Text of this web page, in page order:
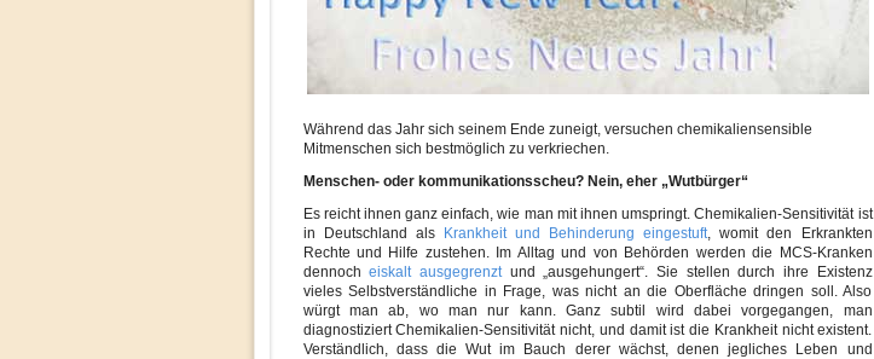
Während das Jahr sich seinem Ende zuneigt, versuchen chemikaliensensible
Mitmenschen sich bestmöglich zu verkriechen.
Menschen- oder kommunikationsscheu? Nein, eher „Wutbürger“
Es reicht ihnen ganz einfach, wie man mit ihnen umspringt. Chemikalien-Sensitivität ist
in Deutschland als
Krankheit und Behinderung eingestuft, womit den Erkrankten
Rechte und Hilfe zustehen. Im Alltag und von Behörden werden die MCS-Kranken
dennoch eiskalt ausgegrenztund „ausgehungert“. Sie stellen durch ihre Existenz
vieles Selbstverständliche in Frage, was nicht an die Oberfläche dringen soll. Also
würgt man ab, wo man nur kann. Ganz subtil wird dabei vorgegangen, man
diagnostiziert Chemikalien-Sensitivität nicht, und damit ist die Krankheit nicht existent.
Verständlich, dass die Wut im Bauch derer wächst, denen jegliches Leben und